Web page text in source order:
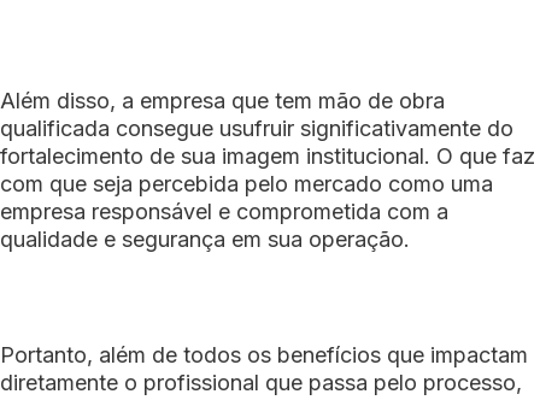
Além disso, a empresa que tem mão de obra
qualificada consegue usufruir significativamente do
fortalecimento de sua imagem institucional. O que faz
com que seja percebida pelo mercado como uma
empresa responsável e comprometida com a
qualidade e segurança em sua operação.
Portanto, além de todos os benefícios que impactam
diretamente o profissional que passa pelo processo,